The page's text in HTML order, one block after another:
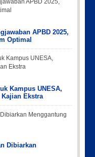
APBD 2025,
Optimal
Kampus UNESA,
Ekstra
Dibiarkan